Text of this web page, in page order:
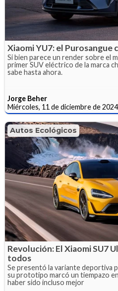
Xiaomi YU7: el Purosangue
Si bien parece un render sobre el
primer SUV eléctrico de la marca
sabe hasta ahora.
Jorge Beher
Miércoles, 11 de diciembre de 2024
Autos Ecológicos
Revolución: El Xiaomi SU7
todos
Se presentó la variante deportiva
su prototipo marcó un tiempazo
haber sido incluso mejor